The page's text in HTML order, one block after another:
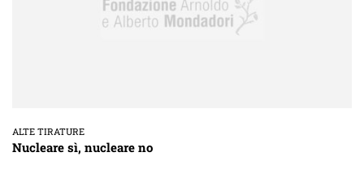
ALTE TIRATURE
Nucleare sì, nucleare no